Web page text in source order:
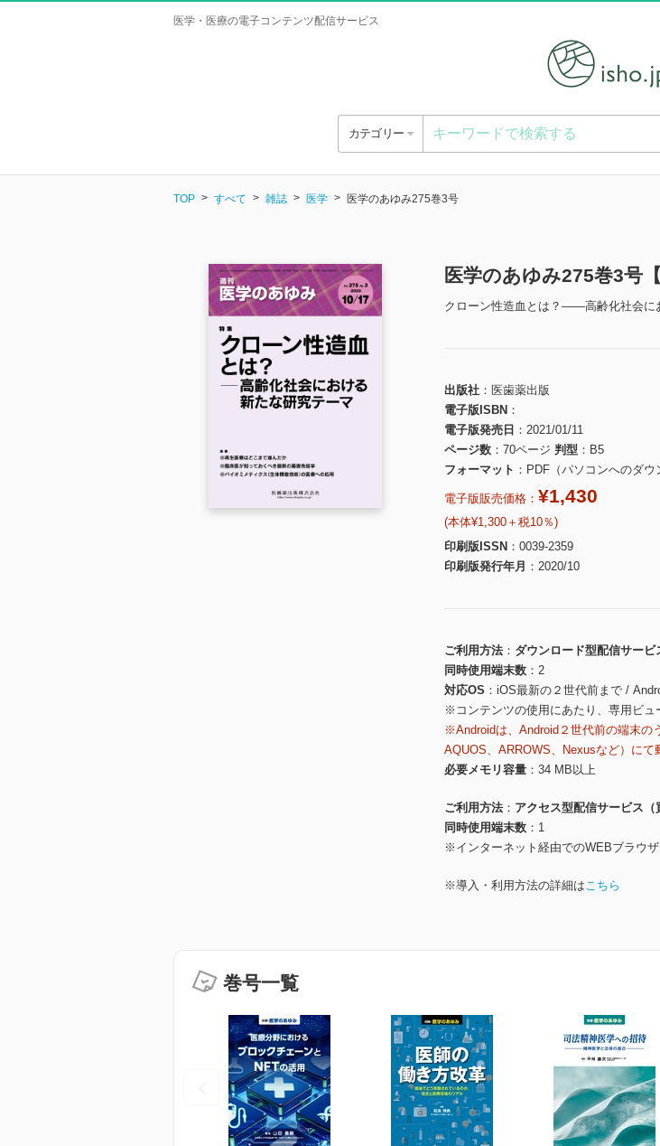
医学・医療の電子コンテンツ配信サービス
カテゴリー
TOP すべて 雑誌 医学 医学のあゆみ275巻3号
医学のあゆみ275巻3号【
クローン性造血とは？――高齢化社会に
出版社
医歯薬出版
電子版ISBN
電子版発売日
2021/01/11
ページ数
70ページ 判型
B5
フォーマット
PDF（パソコンへのダウ
電子版販売価格： ¥1,430
(本体¥1,300＋税10％)
印刷版ISSN
0039-2359
印刷版発行年月
2020/10
ご利用方法
ダウンロード型配信サービ
同時使用端末数
2
対応OS
iOS最新の２世代前まで /
※コンテンツの使用にあたり、専用ビュ
※Androidは、Android２世代前の端末の
AQUOS、ARROWS、Nexusなど）にて
必要メモリ容量
34 MB以上
ご利用方法
アクセス型配信サービス（
同時使用端末数
1
※インターネット経由でのWEBブラウ
※導入・利用方法の詳細はこちら
巻号一覧